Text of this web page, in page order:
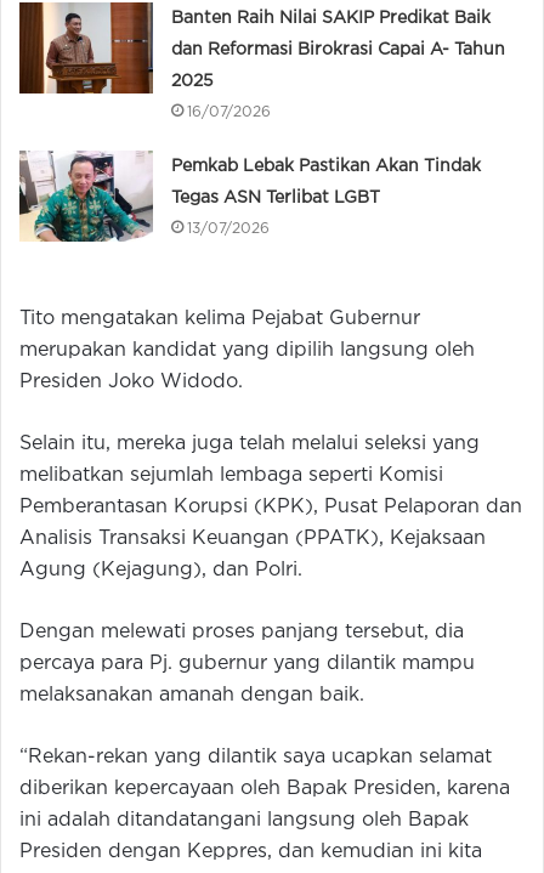
Banten Raih Nilai SAKIP Predikat Baik
dan Reformasi Birokrasi Capai A- Tahun
2025
16/07/2026
Pemkab Lebak Pastikan Akan Tindak
Tegas ASN Terlibat LGBT
13/07/2026
Tito mengatakan kelima Pejabat Gubernur
merupakan kandidat yang dipilih langsung oleh
Presiden Joko Widodo.
Selain itu, mereka juga telah melalui seleksi yang
melibatkan sejumlah lembaga seperti Komisi
Pemberantasan Korupsi (KPK), Pusat Pelaporan dan
Analisis Transaksi Keuangan (PPATK), Kejaksaan
Agung (Kejagung), dan Polri.
Dengan melewati proses panjang tersebut, dia
percaya para Pj. gubernur yang dilantik mampu
melaksanakan amanah dengan baik.
“Rekan-rekan yang dilantik saya ucapkan selamat
diberikan kepercayaan oleh Bapak Presiden, karena
ini adalah ditandatangani langsung oleh Bapak
Presiden dengan Keppres, dan kemudian ini kita